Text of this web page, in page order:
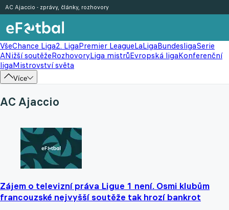
VšeChance Liga2. LigaPremier LeagueLaLigaBundesligaSerie
ANižší soutěžeRozhovoryLiga mistrůEvropská ligaKonferenční
ligaMistrovství světa
Více
AC Ajaccio - zprávy, články, rozhovory
AC Ajaccio
Zájem o televizní práva Ligue 1 není. Osmi klubům
francouzské nejvyšší soutěže tak hrozí bankrot